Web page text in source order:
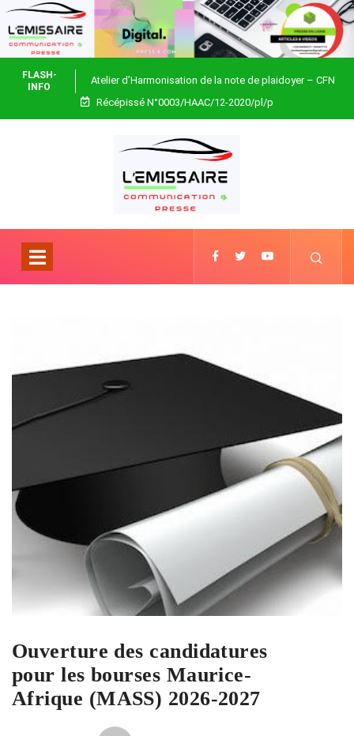
FLASH-
INFO
Atelier d’Harmonisation de la note de plaidoyer – CFN
Togo
Récépissé N°0003/HAAC/12-2020/pl/p
Ouverture des candidatures
pour les bourses Maurice-
Afrique (MASS) 2026-2027